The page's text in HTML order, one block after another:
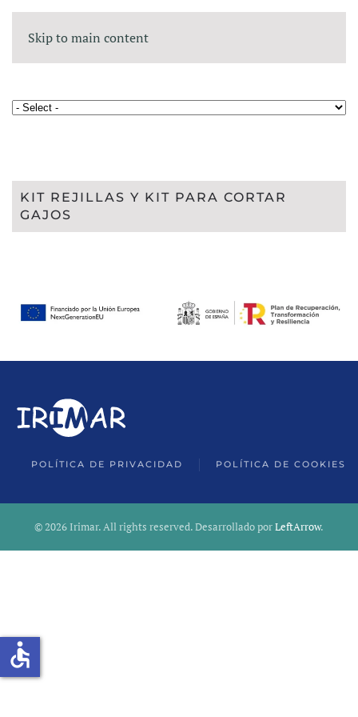
Skip to main content
KIT REJILLAS Y KIT PARA CORTAR
GAJOS
POLÍTICA DE PRIVACIDAD POLÍTICA DE COOKIES
©2026 Irimar. All rights reserved. Desarrollado porLeftArrow.
accessible